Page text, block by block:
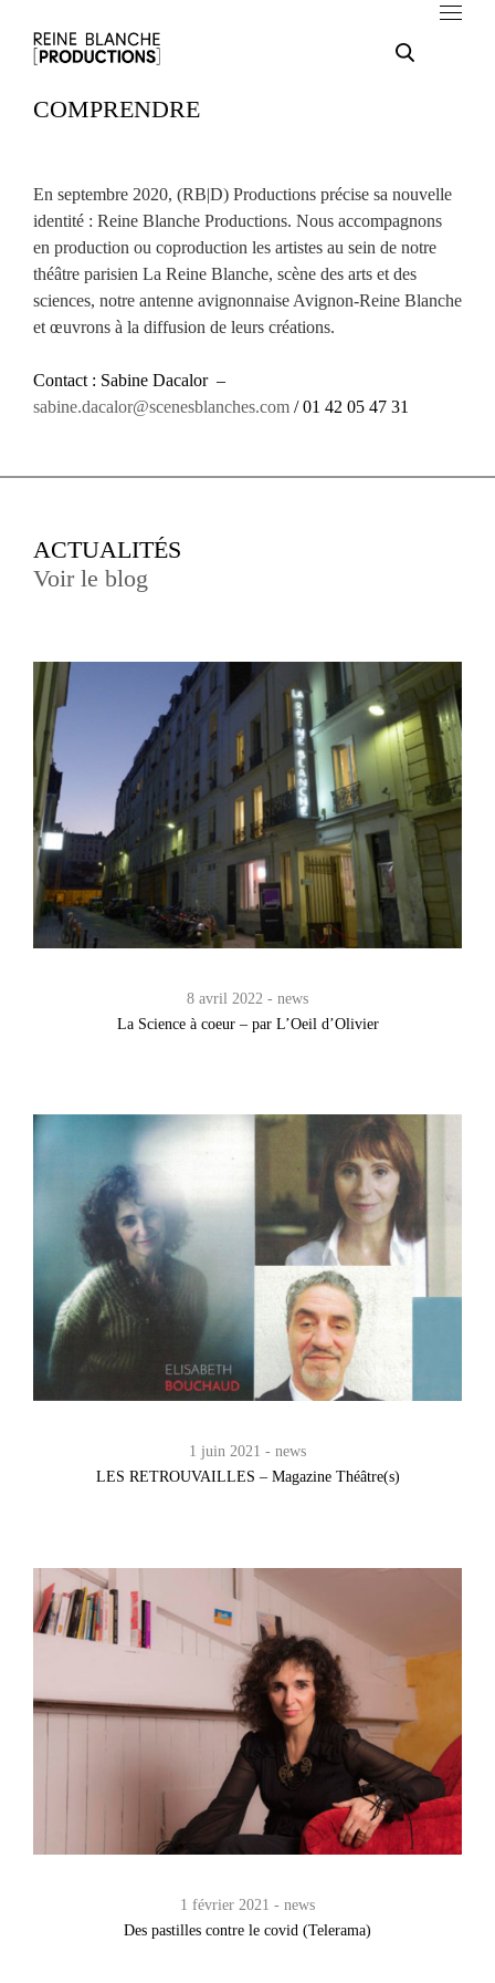
COMPRENDRE
En septembre 2020, (RB|D) Productions précise sa nouvelle
identité : Reine Blanche Productions. Nous accompagnons
en production ou coproduction les artistes au sein de notre
théâtre parisien La Reine Blanche, scène des arts et des
sciences, notre antenne avignonnaise Avignon-Reine Blanche
et œuvrons à la diffusion de leurs créations.
Contact : Sabine Dacalor –
sabine.dacalor@scenesblanches.com /01 42 05 47 31
ACTUALITÉS
Voir le blog
8 avril 2022
news
La Science à coeur – par L’Oeil d’Olivier
1 juin 2021
news
LES RETROUVAILLES – Magazine Théâtre(s)
1 février 2021
news
Des pastilles contre le covid (Telerama)